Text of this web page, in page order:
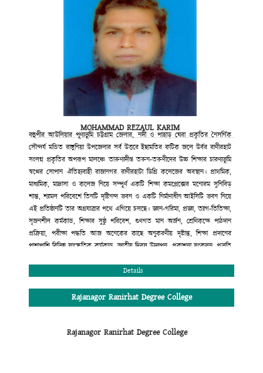
চলেছে। মুক্তবাজার অর্থনীতি ও বিশ্বায়নের যুগে শিক্ষা প্রতিষ্ঠানের আদর্শে অনড় থেকে
নানা প্রতিযোগিতার মধ্য দিয়ে আমরা নিজের ভিত মজবুত রাখবো; এ অঙ্গীকারে আমরা
অবিচল। ডিগ্রি লাভের সুযোগ করে দেয়া নয় শুধু, শিক্ষার্থীদের শারীরিক ও মানসিক
স্বাস্থ্য পরিচর্যার এক উৎকৃষ্ট কেন্দ্র রাজানগর রানীরহাট ডিগ্রি কলেজ সব সময় নতুন
সূর্যের দিকে অগ্রসরমাণ থাকবে এই আমার বিশ্বাস।
কে. আর. এম পেয়ারউদ্দিন মাহমুদ চৌধুরী
কলেজ গভনিং বডি
রাজানগর রানিরহাট ডিগ্রি কলেজ
রাঙ্গুনিয়া, চট্টগ্রাম।
MOHAMMAD REZAUL KARIM
বহুপীর আউলিয়ার পূণ্যভূমি চট্টগ্রাম জেলার, নদী ও পাহাড় ঘেরা প্রকৃতির নৈসর্গিক
সৌন্দর্য মন্ডিত রাঙ্গুনিয়া উপজেলার সর্ব উত্তরে ইছামতির ফটিক জলে উর্বর রাণীরহাট
সংলগ্ন প্রকৃতির অপরূপ মালঞ্চে তারুণ্যদীপ্ত তরুন-তরুণীদের উচ্চ শিক্ষার চারণ্যভূমি
স্বপ্নের সোপান ঐতিহ্যবাহী রাজানগর রাণীরহাটা ডিগ্রি কলেজের অবস্থান। প্রাথমিক,
মাধ্যমিক, মাদ্রাসা ও কলেজ নিয়ে সম্পূর্ণ একটি শিক্ষা কমপ্লেক্সের মনোরম সুনিবিড়
শান্ত, শ্যামল পরিবেশে তিনটি দৃষ্টিনন্দ ভবন ও একটি নির্মাণাধীন আইসিটি ভবন নিয়ে
এই প্রতিষ্ঠানটি তার অগ্রযাত্রার পথে এগিয়ে চলছে। জ্ঞান-গরিমা, প্রজ্ঞা, ত্যাগ-তিতিক্ষা,
সৃজনশীল কর্মকান্ড, শিক্ষার সুষ্ঠু পরিবেশ, গুণগত মান অর্জন, শ্রেণিকক্ষে পাঠদান
প্রক্রিয়া, পরীক্ষা পদ্ধতি আজ অনেকের কাছে অনুকরণীয় দৃষ্টান্ত, শিক্ষা প্রদানের
পাশাপাশি বিভিন্ন সাংস্কৃতিক কর্মকান্ড, জাতীয় দিবস উদ্যাপন, প্রকাশনা সংকলন, প্রভৃতি
সাংস্কৃতির চর্চায় এ প্রতিষ্ঠান অগ্রণী ভূমিকা পালন করছে। শিক্ষা প্রদানের ক্ষেত্রে সম্পূর্ণ
শিক্ষাকার্যক্রম সন্নিবেশিত অ্যাকাডেমিক ক্যালেন্ডার, ধুমপান রাজনীতিমুক্ত পরিবেশ
অত্যন্ত যত্মসহকারে দক্ষ, অভিজ্ঞ শিক্ষকমন্ডলী দ্বারা পাঠদান। এরই ফলশ্রুতি বরাবর এ
ক্ষেত্রে দ্বিতীয় স্থান অধিকার করে আসছে। এছাড়া কলেজের অভ্যন্তরীণ আইন-শৃঙ্খলা
Details
Rajanagor Ranirhat Degree College
Rajanagor Ranirhat Degree College